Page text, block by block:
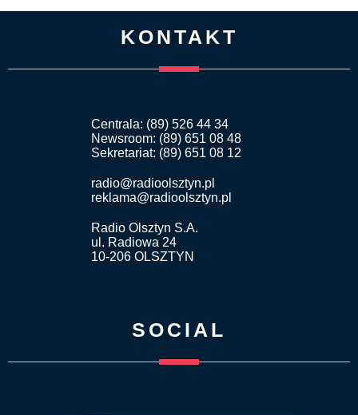
KONTAKT
Centrala: (89) 526 44 34
Newsroom: (89) 651 08 48
Sekretariat: (89) 651 08 12
radio@radioolsztyn.pl
reklama@radioolsztyn.pl
Radio Olsztyn S.A.
ul. Radiowa 24
10-206 OLSZTYN
SOCIAL